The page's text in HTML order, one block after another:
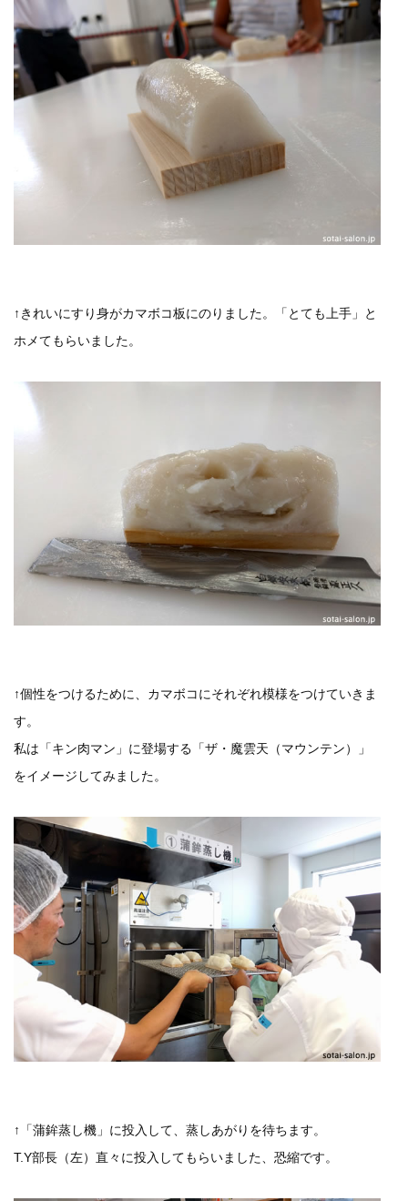
↑きれいにすり身がカマボコ板にのりました。「とても上手」と
ホメてもらいました。
↑個性をつけるために、カマボコにそれぞれ模様をつけていきま
す。
私は「キン肉マン」に登場する「ザ・魔雲天（マウンテン）」
をイメージしてみました。
↑「蒲鉾蒸し機」に投入して、蒸しあがりを待ちます。
T.Y部長（左）直々に投入してもらいました、恐縮です。